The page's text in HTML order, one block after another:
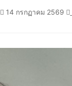
14 กรกฏาคม 2569